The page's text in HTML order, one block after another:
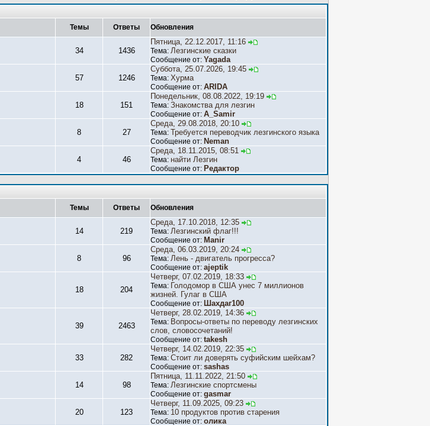
Темы Ответы Обновления
34 1436
Пятница, 22.12.2017, 11:16
Тема: Лезгинские сказки
Сообщение от: Yagada
57 1246
Суббота, 25.07.2026, 19:45
Тема: Хурма
Сообщение от: ARIDA
18 151
Понедельник, 08.08.2022, 19:19
Тема: Знакомства для лезгин
Сообщение от: A_Samir
8 27
Среда, 29.08.2018, 20:10
Тема: Требуется переводчик лезгинского языка
Сообщение от: Neman
4 46
Среда, 18.11.2015, 08:51
Тема: найти Лезгин
Сообщение от: Редактор
Темы Ответы Обновления
14 219
Среда, 17.10.2018, 12:35
Тема: Лезгинский флаг!!!
Сообщение от: Manir
8 96
Среда, 06.03.2019, 20:24
Тема: Лень - двигатель прогресса?
Сообщение от: ajeptik
18 204
Четверг, 07.02.2019, 18:33
Тема: Голодомор в США унес 7 миллионов
жизней. Гулаг в США
Сообщение от: Шахдаг100
39 2463
Четверг, 28.02.2019, 14:36
Тема: Вопросы-ответы по переводу лезгинских
слов, словосочетаний!
Сообщение от: takesh
33 282
Четверг, 14.02.2019, 22:35
Тема: Стоит ли доверять суфийским шейхам?
Сообщение от: sashas
14 98
Пятница, 11.11.2022, 21:50
Тема: Лезгинские спортсмены
Сообщение от: gasmar
20 123
Четверг, 11.09.2025, 09:23
Тема: 10 продуктов против старения
Сообщение от: олика